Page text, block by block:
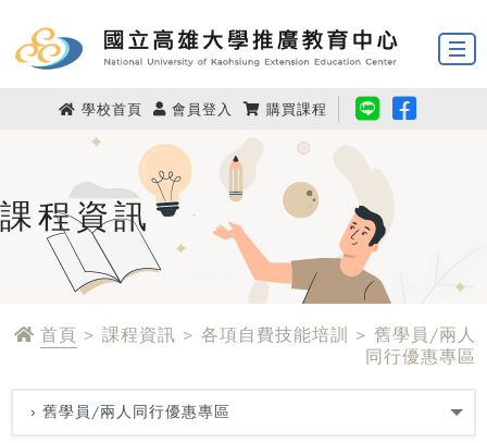
學校首頁 會員登入 購買課程
課程資訊
首頁 > 課程資訊 > 各項自費技能培訓 > 舊學員/兩人
同行優惠專區